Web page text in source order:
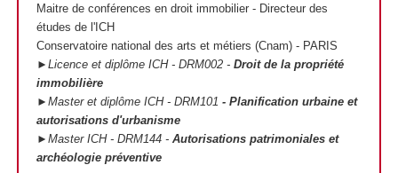
Maitre de conférences en droit immobilier - Directeur des
études de l'ICH
Conservatoire national des arts et métiers (Cnam) - PARIS
►Licence et diplôme ICH - DRM002 - Droit de la propriété
immobilière
►Master et diplôme ICH - DRM101 - Planification urbaine et
autorisations d'urbanisme
►Master ICH - DRM144 -Autorisations patrimoniales et
archéologie préventive